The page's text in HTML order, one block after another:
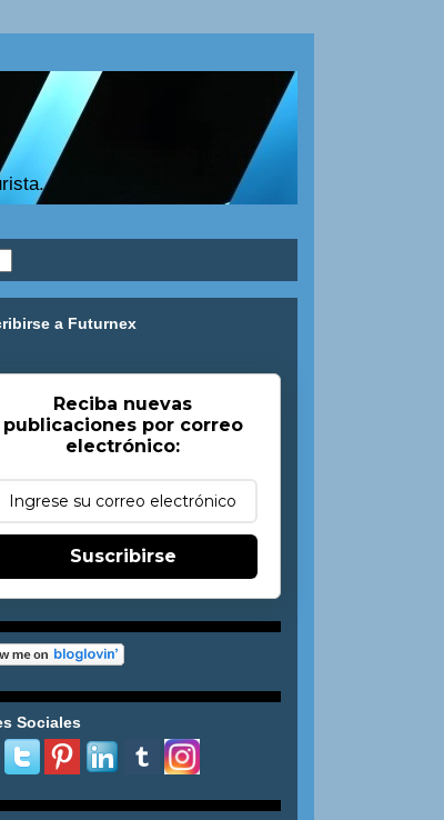
a Futurnex
Reciba nuevas
publicaciones por correo
electrónico:
Suscribirse
Sociales